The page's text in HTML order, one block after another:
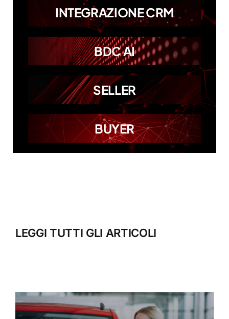
INTEGRAZIONE CRM
BDC AI
SELLER
BUYER
LEGGI TUTTI GLI ARTICOLI